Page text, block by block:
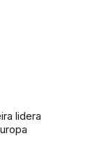
lidera
Europa